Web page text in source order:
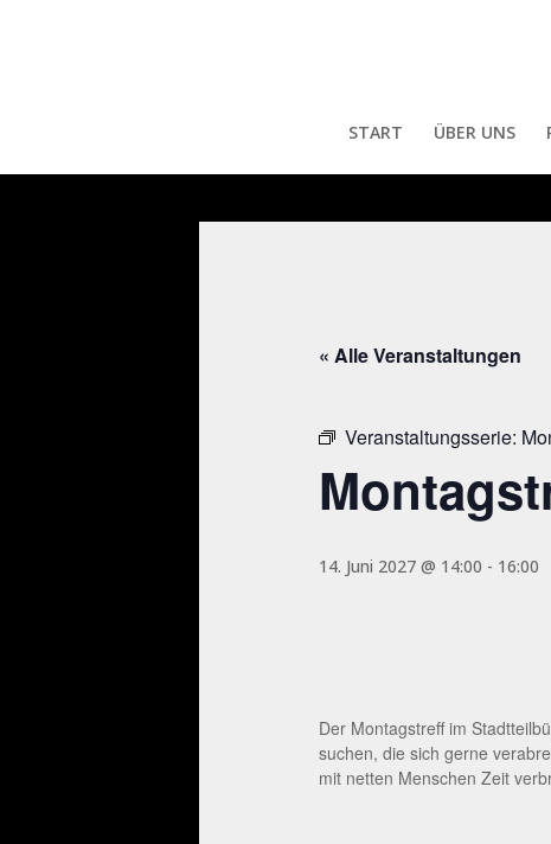
START ÜBER UNS
« Alle Veranstaltungen
Veranstaltungsserie:
14. Juni 2027 @ 14:00 - 16:00
Der Montagstreff im
suchen, die sich gerne
mit netten Menschen Zeit